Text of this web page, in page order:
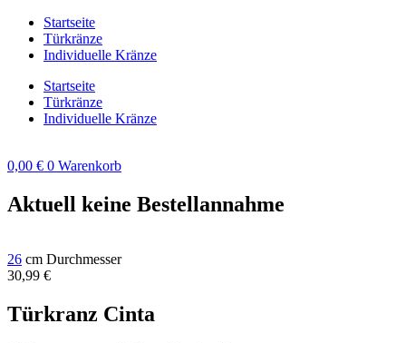
Zum
Inhalt
springen
Startseite
Türkränze
Individuelle Kränze
Startseite
Türkränze
Individuelle Kränze
0,00 € 0 Warenkorb
Aktuell keine Bestellannahme
26 cm Durchmesser
30,99 €
Türkranz Cinta